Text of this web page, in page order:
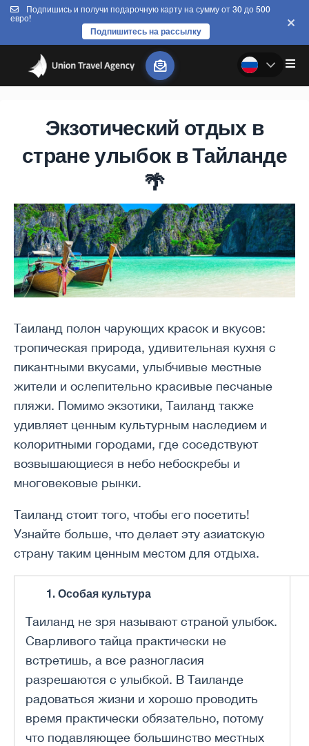
Подпишись и получи подарочную карту на сумму от 30 до 500
евро!
Подпишитесь на рассылку
Экзотический отдых в
стране улыбок в Тайланде
🌴
Таиланд полон чарующих красок и вкусов:
тропическая природа, удивительная кухня с
пикантными вкусами, улыбчивые местные
жители и ослепительно красивые песчаные
пляжи. Помимо экзотики, Таиланд также
удивляет ценным культурным наследием и
колоритными городами, где соседствуют
возвышающиеся в небо небоскребы и
многовековые рынки.
Таиланд стоит того, чтобы его посетить!
Узнайте больше, что делает эту азиатскую
страну таким ценным местом для отдыха.
1. Особая культура
Таиланд не зря называют страной улыбок.
Сварливого тайца практически не
встретишь, а все разногласия
разрешаются с улыбкой. В Таиланде
радоваться жизни и хорошо проводить
время практически обязательно, потому
что подавляющее большинство местных